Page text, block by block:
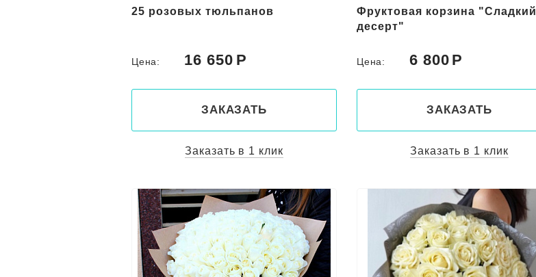
25 розовых тюльпанов
Цена: 16 650
ЗАКАЗАТЬ
Заказать в 1 клик
Фруктовая корзина "Сладкий
десерт"
Цена: 6 800
ЗАКАЗАТЬ
Заказать в 1 клик